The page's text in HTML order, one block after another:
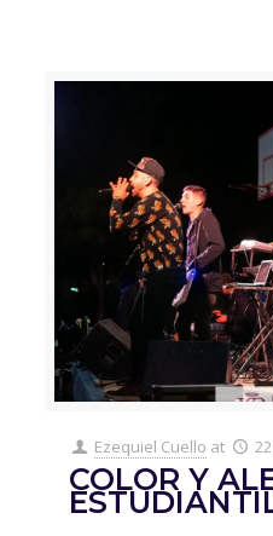
Ezequiel Cuello at
COLOR Y